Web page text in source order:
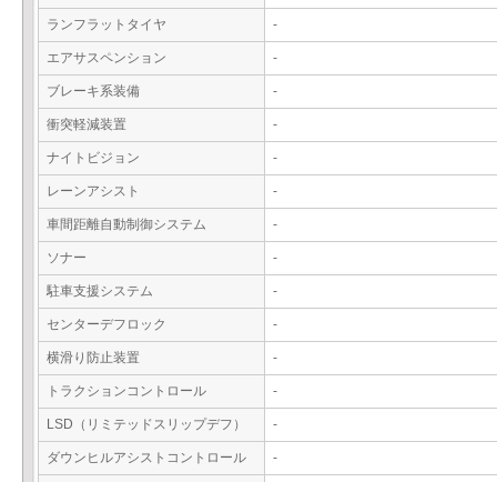
ランフラットタイヤ -
エアサスペンション -
ブレーキ系装備 -
衝突軽減装置 -
ナイトビジョン -
レーンアシスト -
車間距離自動制御システム -
ソナー -
駐車支援システム -
センターデフロック -
横滑り防止装置 -
トラクションコントロール -
LSD（リミテッドスリップデフ） -
ダウンヒルアシストコントロール -